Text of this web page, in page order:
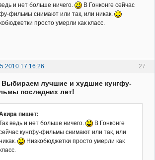
и нет больше ничего.
В Гонконге сейчас
фильмы снимают или так, или никак.
просто умерли как класс.
27
17:16:26
Выбираем лучшие и худшие кунгфу-
последних лет!
пишет:
ведь и нет больше ничего.
В Гонконге
кунгфу-фильмы снимают или так, или
Низкобюджетки просто умерли как